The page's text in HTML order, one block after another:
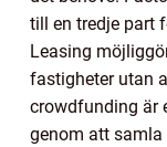
till en tredje part
Leasing
fastigheter utan
crowdfunding är
genom att